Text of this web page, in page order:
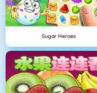
Sugar Heroes